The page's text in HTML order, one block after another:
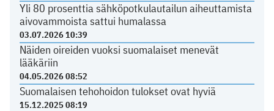
Yli 80 prosenttia sähköpotkulautailun aiheuttamista
aivovammoista sattui humalassa
03.07.2026 10:39
Näiden oireiden vuoksi suomalaiset menevät
lääkäriin
04.05.2026 08:52
Suomalaisen tehohoidon tulokset ovat hyviä
15.12.2025 08:19